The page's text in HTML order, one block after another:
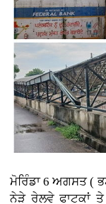
ਮੋਰਿੰਡਾ 6 ਅਗਸਤ (
ਨੇੜੇ ਰੇਲਵੇ ਫਾਟਕਾਂ